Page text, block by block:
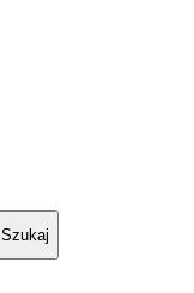
Szukaj